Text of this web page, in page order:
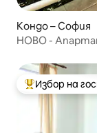
Кондо – София
НОВО -
Най-Избор на